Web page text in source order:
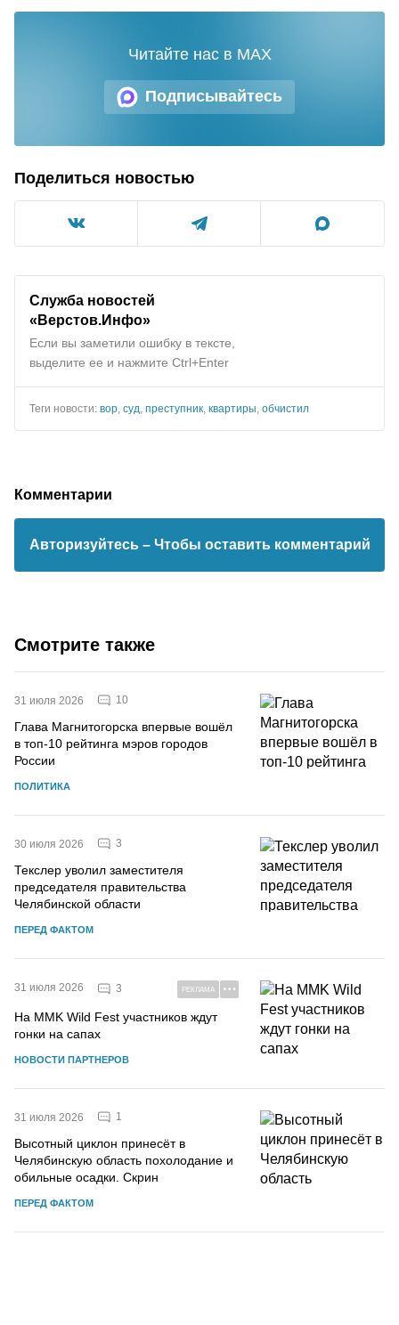
Подписывайтесь
Читайте нас в MAX
Поделиться новостью
Служба новостей
«Верстов.Инфо»
Если вы заметили ошибку в тексте,
выделите ее и нажмите Ctrl+Enter
Теги новости: вор суд преступник квартиры обчистил
Комментарии
Авторизуйтесь – Чтобы оставить комментарий
Смотрите также
31 июля 2026 10
Глава Магнитогорска впервые вошёл
в топ-10 рейтинга мэров городов
России
ПОЛИТИКА
30 июля 2026 3
Текслер уволил заместителя
председателя правительства
Челябинской области
ПЕРЕД ФАКТОМ
31 июля 2026 3 РЕКЛАМА
На MMK Wild Fest участников ждут
гонки на сапах
НОВОСТИ ПАРТНЕРОВ
31 июля 2026 1
Высотный циклон принесёт в
Челябинскую область похолодание и
обильные осадки. Скрин
ПЕРЕД ФАКТОМ